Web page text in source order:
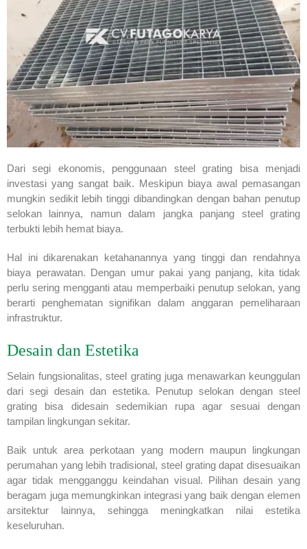
Dari segi ekonomis, penggunaan steel grating bisa menjadi
investasi yang sangat baik. Meskipun biaya awal pemasangan
mungkin sedikit lebih tinggi dibandingkan dengan bahan penutup
selokan lainnya, namun dalam jangka panjang steel grating
terbukti lebih hemat biaya.
Hal ini dikarenakan ketahanannya yang tinggi dan rendahnya
biaya perawatan. Dengan umur pakai yang panjang, kita tidak
perlu sering mengganti atau memperbaiki penutup selokan, yang
berarti penghematan signifikan dalam anggaran pemeliharaan
infrastruktur.
Desain dan Estetika
Selain fungsionalitas, steel grating juga menawarkan keunggulan
dari segi desain dan estetika. Penutup selokan dengan steel
grating bisa didesain sedemikian rupa agar sesuai dengan
tampilan lingkungan sekitar.
Baik untuk area perkotaan yang modern maupun lingkungan
perumahan yang lebih tradisional, steel grating dapat disesuaikan
agar tidak mengganggu keindahan visual. Pilihan desain yang
beragam juga memungkinkan integrasi yang baik dengan elemen
arsitektur lainnya, sehingga meningkatkan nilai estetika
keseluruhan.